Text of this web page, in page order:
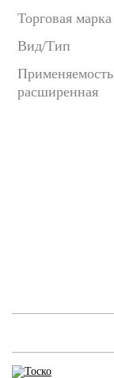
Торговая марка
Вид/Тип
Применяемость
расширенная